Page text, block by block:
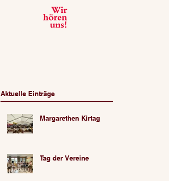
Aktuelle Einträge
Margarethen Kirtag
Tag der Vereine